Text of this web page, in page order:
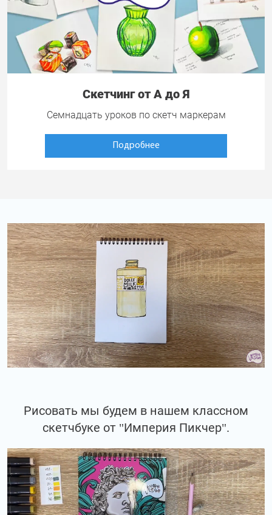
Скетчинг от А до Я
Семнадцать уроков по скетч маркерам
Подробнее
Рисовать мы будем в нашем классном
скетчбуке от "Империя Пикчер".